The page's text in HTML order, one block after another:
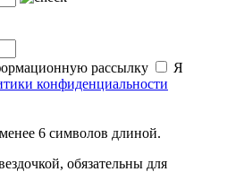
рассылку
Я
конфиденциальности
6 символов длиной.
обязательны для